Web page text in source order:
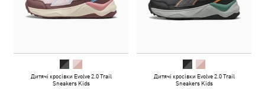
Дитячі кросівки Evolve 2.0 Trail
Sneakers Kids
Дитячі кросівки Evolve 2.0 Trail
Sneakers Kids